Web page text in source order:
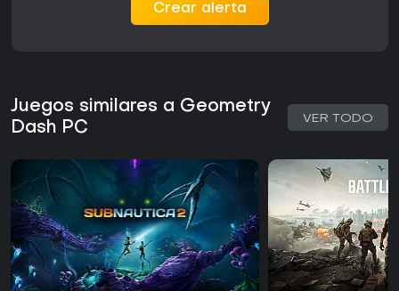
Crear alerta
Juegos similares a Geometry
Dash PC
VER TODO